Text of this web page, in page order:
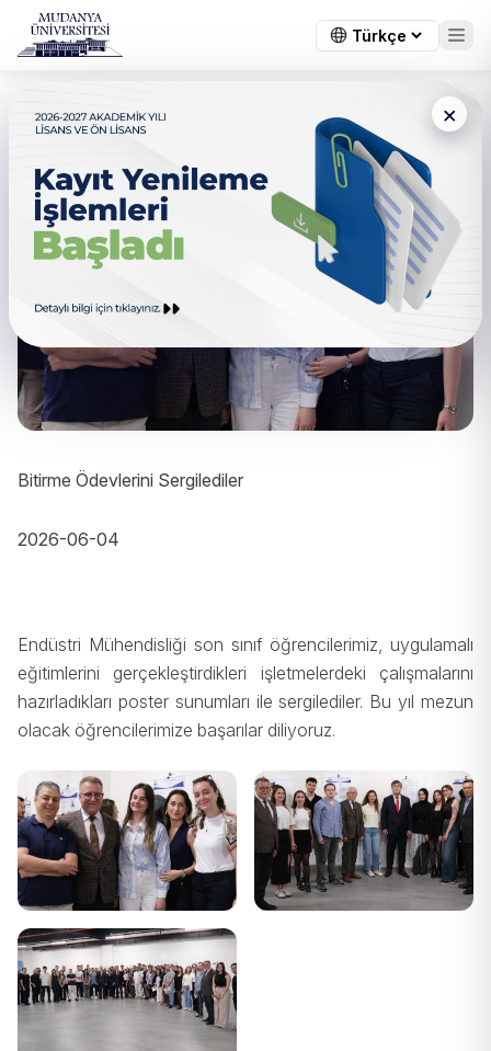
×
Bitirme Ödevlerini Sergilediler
Bitirme Ödevlerini Sergilediler
2026-06-04
Endüstri Mühendisliği son sınıf öğrencilerimiz, uygulamalı
eğitimlerini gerçekleştirdikleri işletmelerdeki çalışmalarını
hazırladıkları poster sunumları ile sergilediler. Bu yıl mezun
olacak öğrencilerimize başarılar diliyoruz.